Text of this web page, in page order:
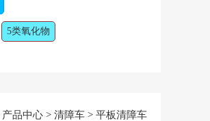
5类氧化物
产品中心 > 清障车 > 平板清障车